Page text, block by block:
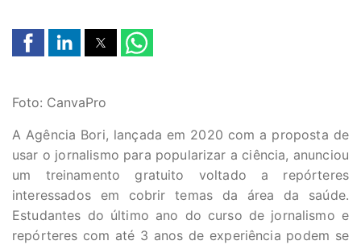
Foto: CanvaPro
A Agência Bori, lançada em 2020 com a proposta de
usar o jornalismo para popularizar a ciência, anunciou
um treinamento gratuito voltado a repórteres
interessados em cobrir temas da área da saúde.
Estudantes do último ano do curso de jornalismo e
repórteres com até 3 anos de experiência podem se